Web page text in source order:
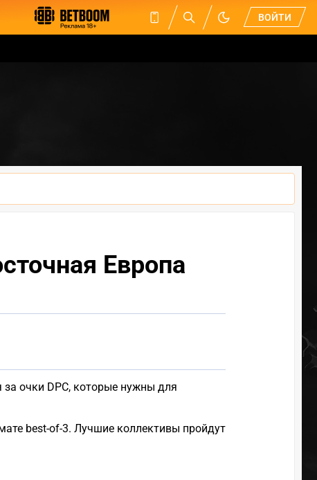
ВОЙТИ
Европа
очки DPC, которые нужны для
best-of-3. Лучшие коллективы пройдут